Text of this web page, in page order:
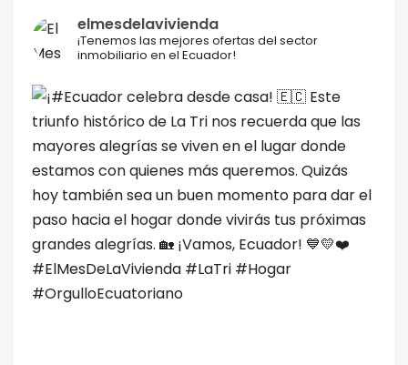
elmesdelavivienda
¡Tenemos las mejores ofertas del sector
inmobiliario en el Ecuador!